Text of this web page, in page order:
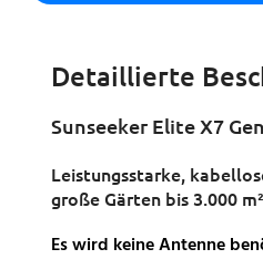
Detaillierte
Sunseeker Elite X7
Leistungsstarke,
große Gärten bis 3.000 m²
Es wird keine Antenne